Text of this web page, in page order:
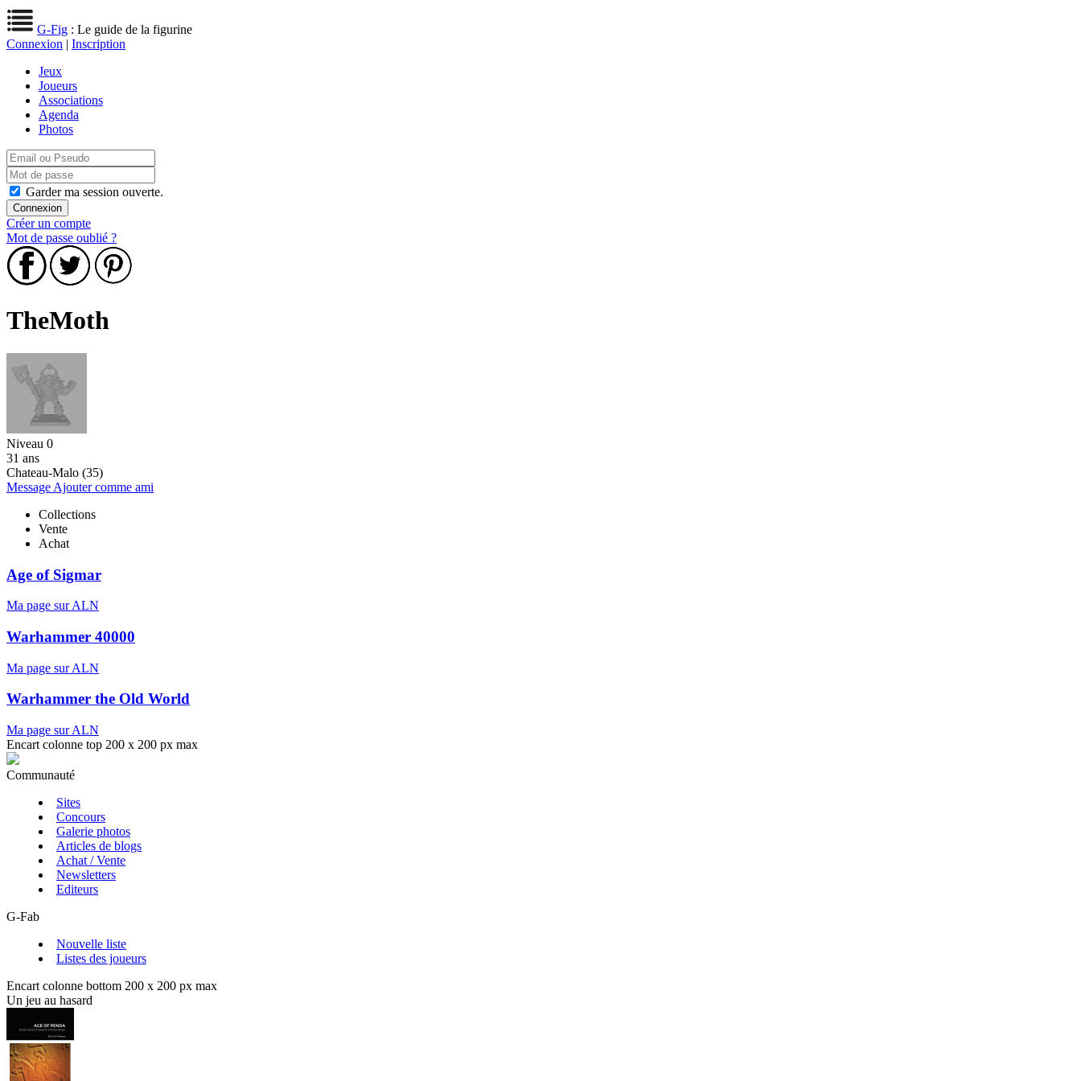
G-Fig : Le guide de la figurine
Connexion | Inscription
Jeux
Joueurs
Associations
Agenda
Photos
Garder ma session ouverte.
Créer un compte
Mot de passe oublié ?
TheMoth
Niveau 0
31 ans
Chateau-Malo (35)
Message Ajouter comme ami
Collections
Vente
Achat
Age of Sigmar
Ma page sur ALN
Warhammer 40000
Ma page sur ALN
Warhammer the Old World
Ma page sur ALN
Encart colonne top 200 x 200 px max
Communauté
Sites
Concours
Galerie photos
Articles de blogs
Achat / Vente
Newsletters
Editeurs
G-Fab
Nouvelle liste
Listes des joueurs
Encart colonne bottom 200 x 200 px max
Un jeu au hasard